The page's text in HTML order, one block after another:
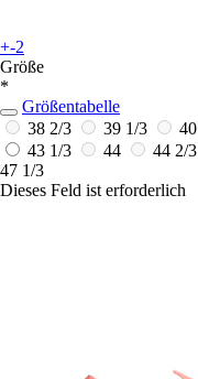
+-2
Größe
*
Größentabelle
38 2/3
39 1/3 40
43 1/3
44 44 2/3
47 1/3
Dieses Feld ist erforderlich